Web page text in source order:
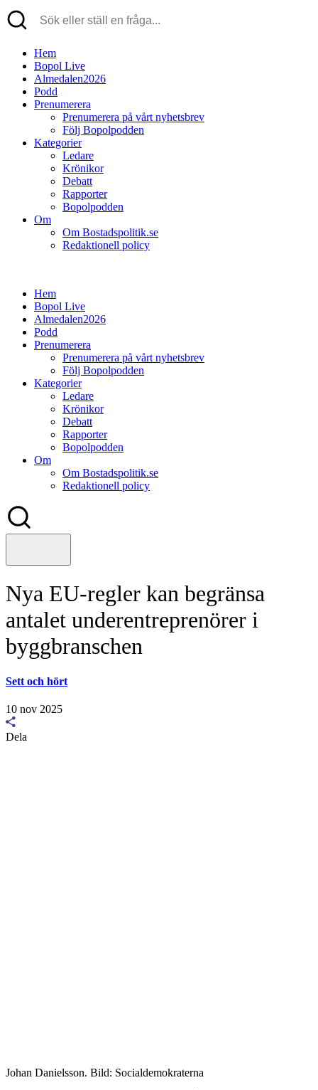
Hem
Bopol Live
Almedalen2026
Podd
Prenumerera
Prenumerera på vårt nyhetsbrev
Följ Bopolpodden
Kategorier
Ledare
Krönikor
Debatt
Rapporter
Bopolpodden
Om
Om Bostadspolitik.se
Redaktionell policy
Hem
Bopol Live
Almedalen2026
Podd
Prenumerera
Prenumerera på vårt nyhetsbrev
Följ Bopolpodden
Kategorier
Ledare
Krönikor
Debatt
Rapporter
Bopolpodden
Om
Om Bostadspolitik.se
Redaktionell policy
Nya EU-regler kan begränsa
antalet underentreprenörer i
byggbranschen
Sett och hört
10 nov 2025
Dela
Johan Danielsson. Bild: Socialdemokraterna